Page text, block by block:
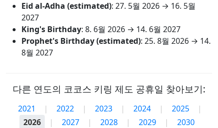
Eid al-Adha (estimated): 27. 5월 2026 → 16. 5월
2027
King's Birthday: 8. 6월 2026 → 14. 6월 2027
Prophet's Birthday (estimated): 25. 8월 2026 → 14.
8월 2027
다른 연도의 코코스 키링 제도 공휴일 찾아보기:
2021 | 2022 | 2023 | 2024 | 2025
|
2026
| 2027 | 2028 | 2029 | 2030